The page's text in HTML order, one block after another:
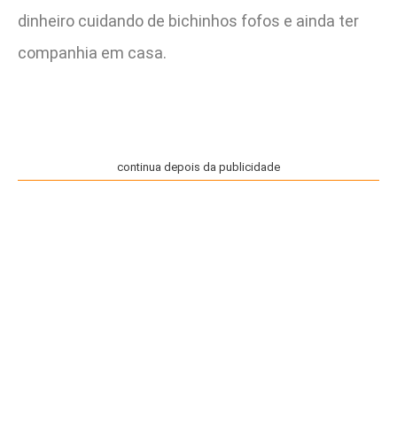
dinheiro cuidando de bichinhos fofos e ainda ter
companhia em casa.
continua depois da publicidade